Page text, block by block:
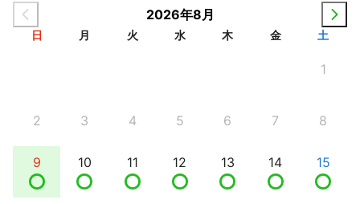
2026年8月
日 月 火 水 木 金 土
1
2 3 4 5 6 7 8
9 10 11 12 13 14 15